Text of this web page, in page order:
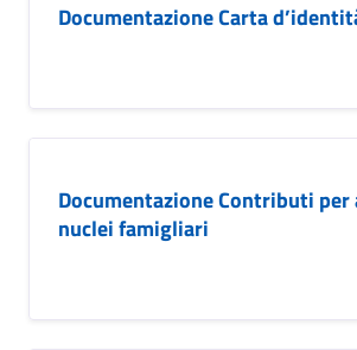
Documentazione Carta
Documentazione Contributi per
nuclei famigliari